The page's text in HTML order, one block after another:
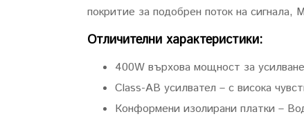
покритие за подобрен поток на
Отличителни характеристики:
400W върхова мощност за
Class-AB усилвател – с висока
Конформени изолирани платки –